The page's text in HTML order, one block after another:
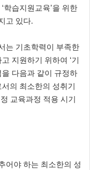
학습지원교육’을 위한
고 있다.
는 기초학력이 부족한
지원하기 위하여 ‘기
을 다음과 같이 규정하
의 최소한의 성취기
교육과정 적용 시기
어야 하는 최소한의 성